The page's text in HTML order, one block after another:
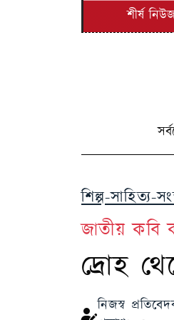
শীর্ষ
শিল্প-সাহিত্য-
জাতীয়
দ্রোহ
নিজস্ব